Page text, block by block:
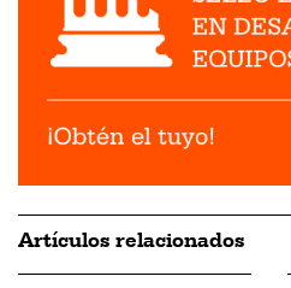
Artículos relacionados